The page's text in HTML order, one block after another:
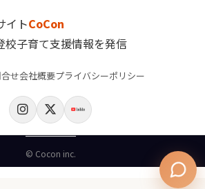
イトCoCon
校子育て支援情報を発信
せ会社概要プライバシーポリシー
© Cocon inc.